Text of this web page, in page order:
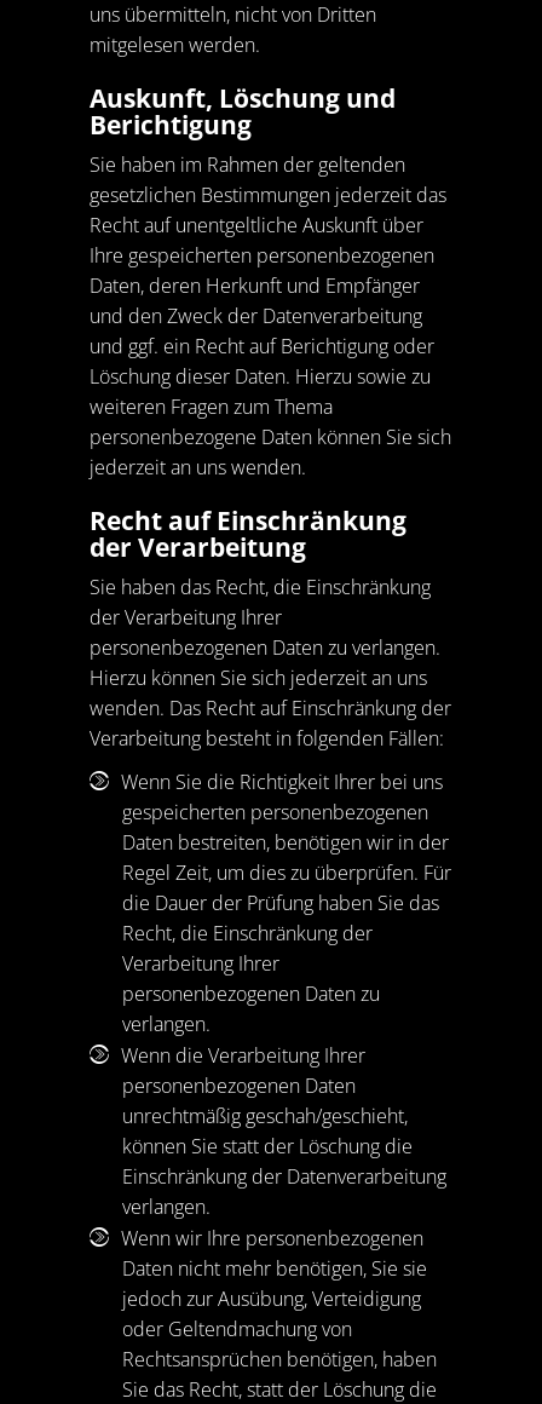
uns übermitteln, nicht von Dritten
mitgelesen werden.
Auskunft, Löschung und
Berichtigung
Sie haben im Rahmen der geltenden
gesetzlichen Bestimmungen jederzeit das
Recht auf unentgeltliche Auskunft über
Ihre gespeicherten personenbezogenen
Daten, deren Herkunft und Empfänger
und den Zweck der Datenverarbeitung
und ggf. ein Recht auf Berichtigung oder
Löschung dieser Daten. Hierzu sowie zu
weiteren Fragen zum Thema
personenbezogene Daten können Sie sich
jederzeit an uns wenden.
Recht auf Einschränkung
der Verarbeitung
Sie haben das Recht, die Einschränkung
der Verarbeitung Ihrer
personenbezogenen Daten zu verlangen.
Hierzu können Sie sich jederzeit an uns
wenden. Das Recht auf Einschränkung der
Verarbeitung besteht in folgenden Fällen:
Wenn Sie die Richtigkeit Ihrer bei uns
gespeicherten personenbezogenen
Daten bestreiten, benötigen wir in der
Regel Zeit, um dies zu überprüfen. Für
die Dauer der Prüfung haben Sie das
Recht, die Einschränkung der
Verarbeitung Ihrer
personenbezogenen Daten zu
verlangen.
Wenn die Verarbeitung Ihrer
personenbezogenen Daten
unrechtmäßig geschah/geschieht,
können Sie statt der Löschung die
Einschränkung der Datenverarbeitung
verlangen.
Wenn wir Ihre personenbezogenen
Daten nicht mehr benötigen, Sie sie
jedoch zur Ausübung, Verteidigung
oder Geltendmachung von
Rechtsansprüchen benötigen, haben
Sie das Recht, statt der Löschung die